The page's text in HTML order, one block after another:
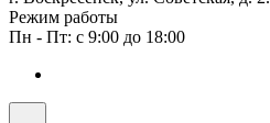
Режим работы
Пн - Пт: с 9:00 до 18:00